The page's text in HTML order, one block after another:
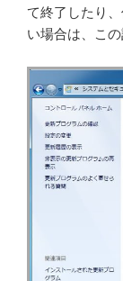
て終了したり
い場合は、こ